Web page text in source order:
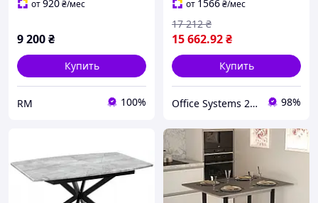
Loft,столик для кухни RMX
от920₴/мес
9 200₴
Купить
RM 100%
столешницей Квант
Серый Микс Мебель
от 1566₴/мес
15 662.92₴
17 212 ₴
Купить
Office Systems 24 - меблі для всіх! Україна! Підбираємо з любов'ю! 98%